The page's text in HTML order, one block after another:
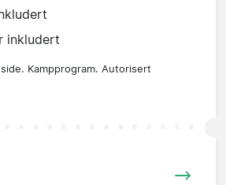
inkludert
Kampprogram. Autorisert